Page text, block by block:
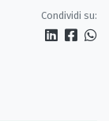
Condividi su: